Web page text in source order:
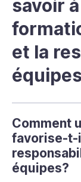
savoir
et la
Comment
favorise-t-
équipes?